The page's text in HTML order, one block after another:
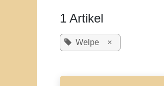
1 Artikel
Welpe ×